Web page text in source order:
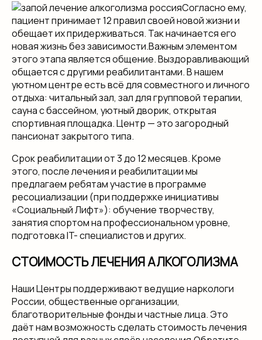
Согласно ему,
пациент принимает 12 правил своей новой жизни и
обещает их придерживаться. Так начинается его
новая жизнь без зависимости.Важным элементом
этого этапа является общение. Выздоравливающий
общается с другими реабилитантами. В нашем
уютном центре есть всё для совместного и личного
отдыха: читальный зал, зал для групповой терапии,
сауна с бассейном, уютный дворик, открытая
спортивная площадка. Центр — это загородный
пансионат закрытого типа.
Срок реабилитации от 3 до 12 месяцев. Кроме
этого, после лечения и реабилитации мы
предлагаем ребятам участие в программе
ресоциализации (при поддержке инициативы
«Социальный Лифт»): обучение творчеству,
занятия спортом на профессиональном уровне,
подготовка IT- специалистов и других.
СТОИМОСТЬ ЛЕЧЕНИЯ АЛКОГОЛИЗМА
Наши Центры поддерживают ведущие наркологи
России, общественные организации,
благотворительные фонды и частные лица. Это
даёт нам возможность сделать стоимость лечения